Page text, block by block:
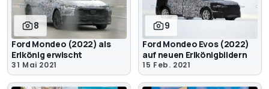
8
Ford Mondeo (2022) als
Erlkönig erwischt
31 Mai 2021
9
Ford Mondeo Evos (2022)
auf neuen Erlkönigbildern
15 Feb. 2021